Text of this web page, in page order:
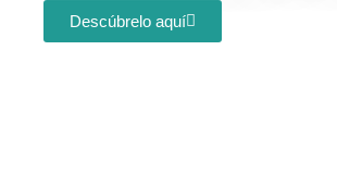
Descúbrelo aquí